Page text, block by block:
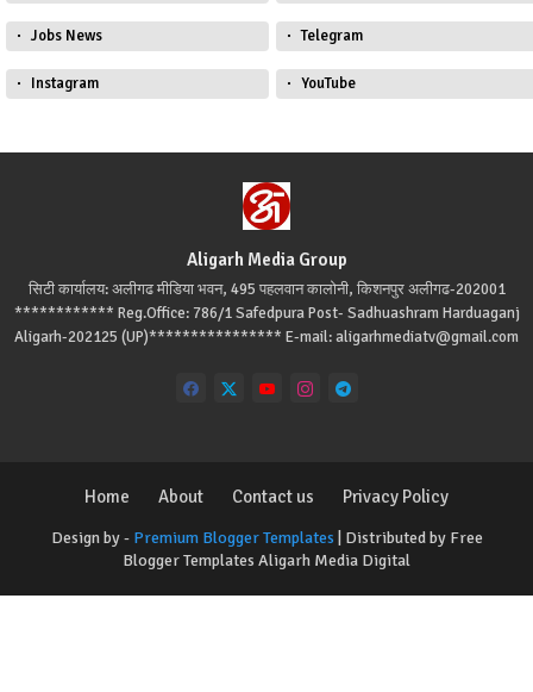
Jobs News Telegram
Instagram YouTube
Aligarh Media Group
सिटी कार्यालय: अलीगढ मीडिया भवन, 495 पहलवान कालोनी, किशनपुर अलीगढ-202001
************ Reg.Office: 786/1 Safedpura Post- Sadhuashram Harduaganj
Aligarh-202125 (UP)**************** E-mail: aligarhmediatv@gmail.com
Design by - Premium Blogger Templates | Distributed by Free
Blogger Templates Aligarh Media Digital
Home About Contact us Privacy Policy